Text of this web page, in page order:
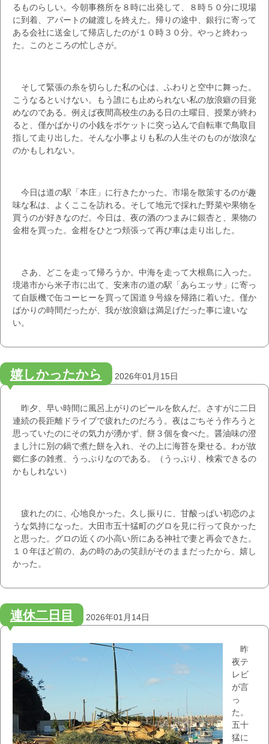
るものらしい。今朝事務所を８時に出発して、８時５０分に現場
に到着、アパートの鍵渡しを終えた。帰りの途中、銀行に寄って
ある会社に送金して帰店したのが１０時３０分。やっと終わっ
た。このところの忙しさが。
そして緊張の糸を切らした私の心は、ふわりと空中に舞った。
こうなるといけない。もう誰にも止められない私の放浪癖の目覚
めなのである。例えば夜間高校生のある日の土曜日、授業が終わ
ると、僅かばかりの小銭をポケットに突っ込んで自転車で鳥取目
指して走り出した。そんな小事よりも私の人生そのものが放浪な
のかもしれない。
今日は道の駅「本庄」に行きたかった。市場を散策するのが趣
味な私は、よくここを訪れる。そして地元で採れた野菜や果物を
買うのが好きなのだ。今日は、夜の酒のつまみに銀杏と、果物の
金柑を買った。金柑をひとつ頬張って再び車は走り出した。
さあ、どこを走って帰ろうか。中海を走って大根島に入った。
境港市から米子市に出て、安来市の道の駅「あらエッサ」に寄っ
て自販機で缶コーヒーを買って国道９号線を帰路に着いた。僅か
ばかりの時間だったが、我が放浪癖は満足げだった事に違いな
い。
嬉しかったから 2026年01月15日
昨夕、早い時間に風呂上がりのビールを飲んだ。さすがに二日
連続の長距離ドライブで疲れたのだろう。夜はごちそう作ろうと
思っていたのにその気力が湧かず、餅３個を食べた。醤油味の澄
まし汁に別の鍋で煮た餅を入れ、その上に海苔を乗せる。わが故
郷仁多の雑煮、うっぷりなのである。（うっぷり、検索できるの
かもしれない）
疲れたのに、心地良かった。久し振りに、甘酸っぱい初恋のよ
うな気持になった。大田市五十猛町のグロを見に行って良かった
と思った。グロの近くの小高い所にある神社で妻と再会できた。
１０年ほど前の、あの時のあの笑顔がそのままだったから、嬉し
かった。
連休二日目 2026年01月14日
昨
夜テ
レビ
が言
っ
た。
五十
猛に